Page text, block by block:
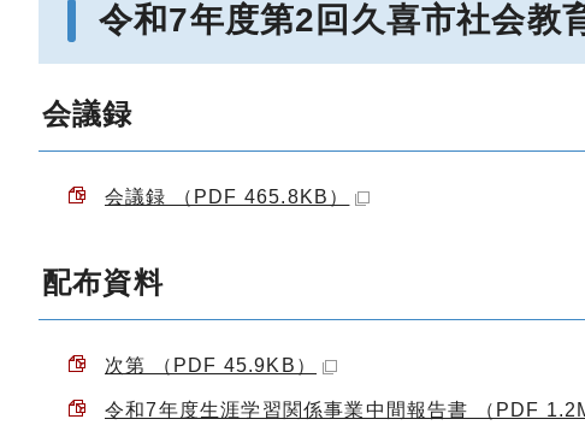
令和7年度第2回久喜市社会
会議録
会議録 （PDF 465.8KB）
配布資料
次第 （PDF 45.9KB）
令和7年度生涯学習関係事業中間報告書 （PDF